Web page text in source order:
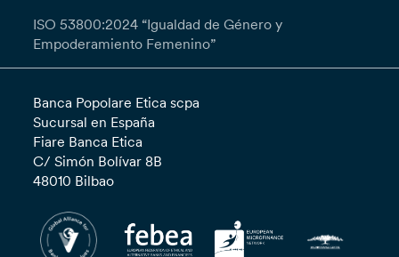
ISO 53800:2024 “Igualdad de Género y
Empoderamiento Femenino”
Banca Popolare Etica scpa
Sucursal en España
Fiare Banca Etica
C/ Simón Bolívar 8B
48010 Bilbao